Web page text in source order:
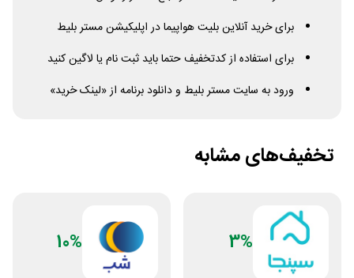
برای خرید آنلاین بلیت هواپیما در اپلیکیشن مستر بلیط
برای استفاده از کدتخفیف حتما باید ثبت نام یا لاگین کنید
ورود به سایت مستر بلیط و دانلود برنامه از «لینک خرید»
تخفیف‌های مشابه
3%
10%